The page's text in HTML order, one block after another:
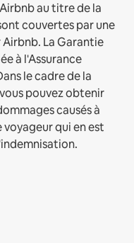
au titre de la
couvertes par une
La Garantie
à l'Assurance
le cadre de la
pouvez obtenir
causés à
qui en est